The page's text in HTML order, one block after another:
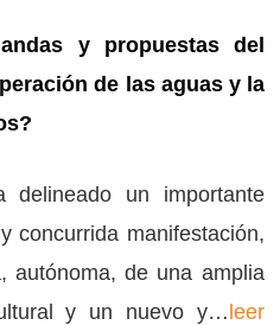
y propuestas del
de las aguas y la
un importante
concurrida manifestación,
autónoma, de una amplia
y un nuevo y… leer